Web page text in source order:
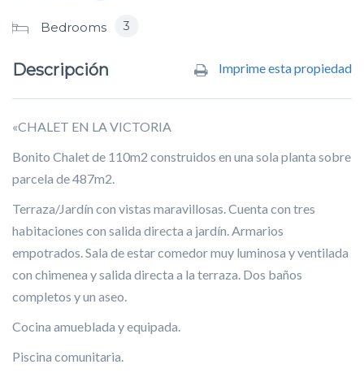
Bedrooms 3
Descripción Imprime esta propiedad
«CHALET EN LA VICTORIA
Bonito Chalet de 110m2 construidos en una sola planta sobre
parcela de 487m2.
Terraza/Jardín con vistas maravillosas. Cuenta con tres
habitaciones con salida directa a jardín. Armarios
empotrados. Sala de estar comedor muy luminosa y ventilada
con chimenea y salida directa a la terraza. Dos baños
completos y un aseo.
Cocina amueblada y equipada.
Piscina comunitaria.